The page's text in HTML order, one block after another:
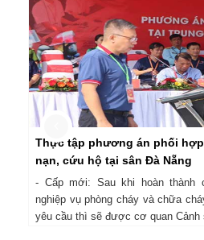
Thực tập phương án phối
nạn, cứu hộ tại sân Đà Nẵng
- Cấp mới: Sau khi hoàn thành
nghiệp vụ phòng cháy và chữa
yêu cầu thì sẽ được cơ quan Cảnh